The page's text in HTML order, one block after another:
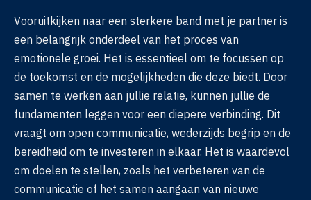
Vooruitkijken naar een sterkere band met je partner is
een belangrijk onderdeel van het proces van
emotionele groei. Het is essentieel om te focussen op
de toekomst en de mogelijkheden die deze biedt. Door
samen te werken aan jullie relatie, kunnen jullie de
fundamenten leggen voor een diepere verbinding. Dit
vraagt om open communicatie, wederzijds begrip en de
bereidheid om te investeren in elkaar. Het is waardevol
om doelen te stellen, zoals het verbeteren van de
communicatie of het samen aangaan van nieuwe